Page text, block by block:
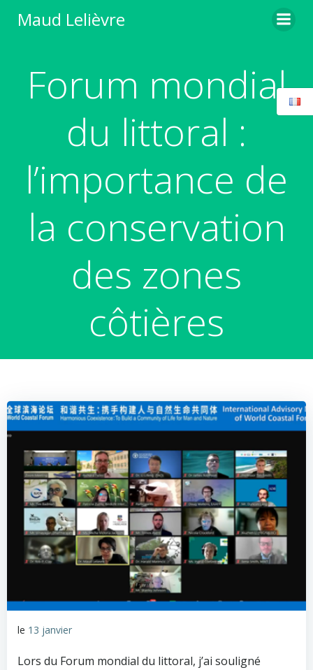
Maud Lelièvre
Forum mondial
du littoral :
l’importance de
la conservation
des zones
côtières
le 13 janvier
Lors du Forum mondial du littoral, j’ai souligné